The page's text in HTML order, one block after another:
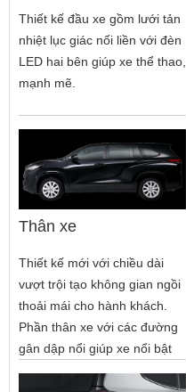
Thiết kế đầu xe gồm lưới tản
nhiệt lục giác nối liền với đèn
LED hai bên giúp xe thể thao,
mạnh mẽ.
Thân xe
Thiết kế mới với chiều dài
vượt trội tạo không gian ngồi
thoải mái cho hành khách.
Phần thân xe với các đường
gân dập nổi giúp xe nổi bật